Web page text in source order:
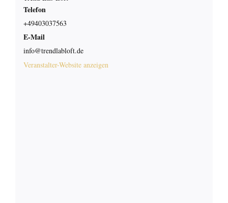
Telefon
+49403037563
E-Mail
info@trendlabloft.de
Veranstalter-Website anzeigen